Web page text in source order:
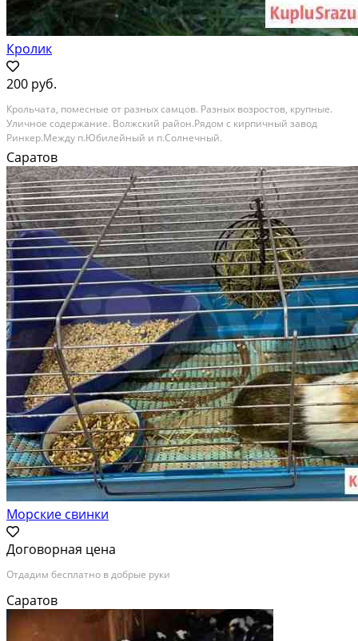
Кролик
200 руб.
Крольчата, помесные от разных самцов. Разных возростов, крупные.
Уличное содержание. Волжский район.Рядом с кирпичный завод
Ринкер.Между п.Юбилейный и п.Солнечный.
Саратов
Морские свинки
Договорная цена
Отдадим бесплатно в добрые руки
Саратов